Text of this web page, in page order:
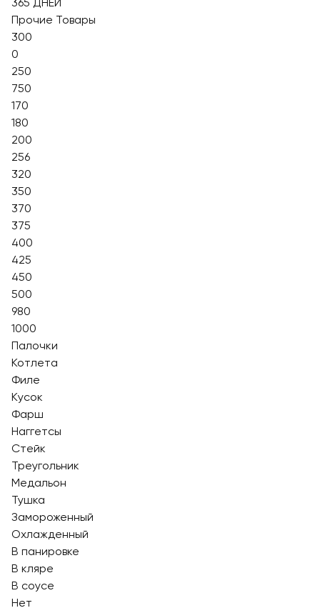
Прочие Товары
300
0
250
750
170
180
200
256
320
350
370
375
400
425
450
500
980
1000
Палочки
Котлета
Филе
Кусок
Фарш
Наггетсы
Стейк
Треугольник
Медальон
Тушка
Замороженный
Охлажденный
В панировке
В кляре
В соусе
Нет